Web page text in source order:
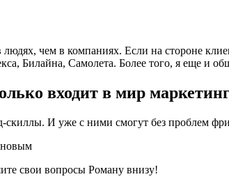
чем в компаниях. Если на стороне
Билайна, Самолета. Более того, я еще и
входит в мир
И уже с ними смогут без проблем
свои вопросы Роману внизу!